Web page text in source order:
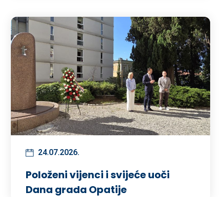
24.07.2026.
Položeni vijenci i svijeće uoči
Dana grada Opatije